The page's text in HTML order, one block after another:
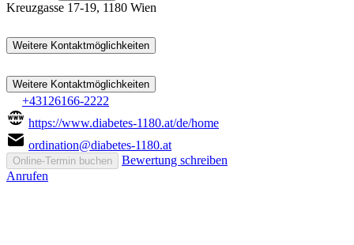
Kreuzgasse 17-19, 1180 Wien
Weitere Kontaktmöglichkeiten
Weitere Kontaktmöglichkeiten
+43126166-2222
https://www.diabetes-1180.at/de/home
ordination@diabetes-1180.at
Online-Termin buchen
Bewertung schreiben
Anrufen